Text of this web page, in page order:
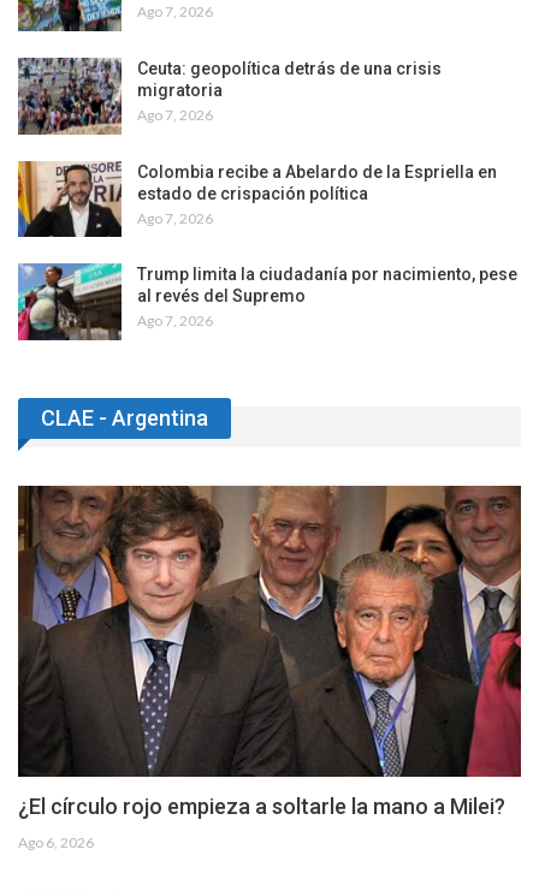
Ago 7, 2026
Ceuta: geopolítica detrás de una crisis
migratoria
Ago 7, 2026
Colombia recibe a Abelardo de la Espriella en
estado de crispación política
Ago 7, 2026
Trump limita la ciudadanía por nacimiento, pese
al revés del Supremo
Ago 7, 2026
CLAE - Argentina
¿El círculo rojo empieza a soltarle la mano a Milei?
Ago 6, 2026